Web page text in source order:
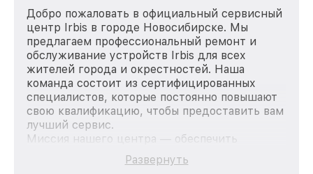
Добро пожаловать в официальный сервисный
центр Irbis в городе Новосибирске. Мы
предлагаем профессиональный ремонт и
обслуживание устройств Irbis для всех
жителей города и окрестностей. Наша
команда состоит из сертифицированных
специалистов, которые постоянно повышают
свою квалификацию, чтобы предоставить вам
лучший сервис.
Миссия нашего центра — обеспечить
качественный и доступный ремонт для
каждого пользователя продукции Irbis, вне
Развернуть